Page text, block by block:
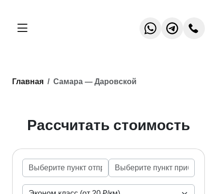
Главная Самара — Даровской
Рассчитать стоимость